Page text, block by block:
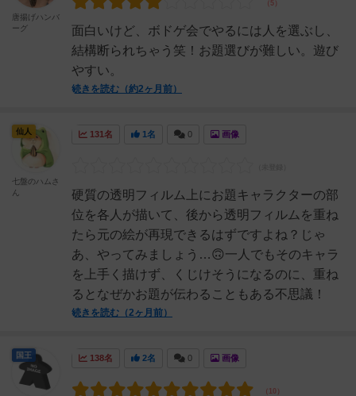
面白いけど、ボドゲ会でやるには人を選ぶし、
結構断られちゃう笑！お題選びが難しい。遊び
やすい。
続きを読む（約2ヶ月前）
唐揚げハンバ
ーグ
131名 1名 0 画像
硬質の透明フィルム上にお題キャラクターの部
位を各人が描いて、後から透明フィルムを重ね
たら元の絵が再現できるはずですよね？じゃ
あ、やってみましょう…🙃一人でもそのキャラ
を上手く描けず、くじけそうになるのに、重ね
るとなぜかお題が伝わることもある不思議！
続きを読む（2ヶ月前）
仙人
七盤のハムさ
ん
138名 2名 0 画像
国王